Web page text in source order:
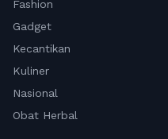
Fashion
Gadget
Kecantikan
Kuliner
Nasional
Obat Herbal